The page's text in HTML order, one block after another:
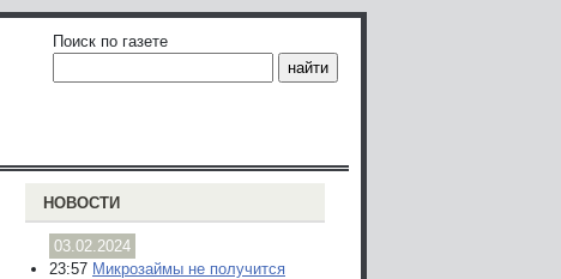
Поиск по газете
НОВОСТИ
03.02.2024
23:57 Микрозаймы не получится